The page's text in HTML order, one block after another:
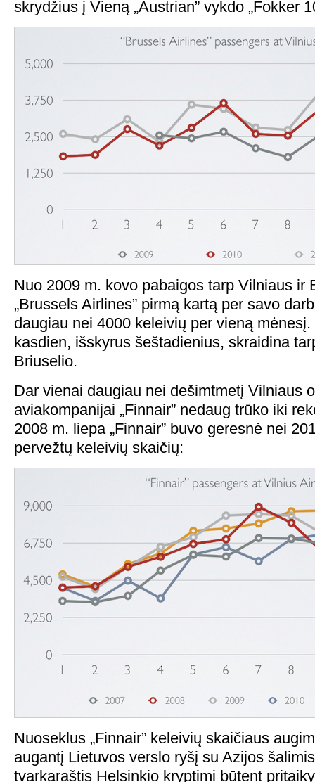
skrydžius į Vieną „Austrian” vykdo „Fokker
Nuo 2009 m. kovo pabaigos tarp Vilniaus ir
„Brussels Airlines” pirmą kartą per savo
daugiau nei 4000 keleivių per vieną mėnesį.
kasdien, išskyrus šeštadienius, skraidina
Briuselio.
Dar vienai daugiau nei dešimtmetį Vilniaus
aviakompanijai „Finnair” nedaug trūko iki
2008 m. liepa „Finnair” buvo geresnė nei
pervežtų keleivių skaičių:
Nuoseklus „Finnair” keleivių skaičiaus
augantį Lietuvos verslo ryšį su Azijos šalimis
tvarkaraštis Helsinkio kryptimi būtent